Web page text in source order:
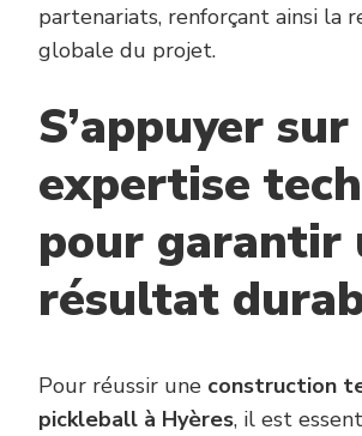
partenariats, renforçant ainsi la
globale du projet.
S’appuyer
expertise
pour garantir
résultat
Pour réussir une construction
pickleball à Hyères, il est